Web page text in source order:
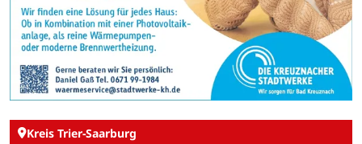
Kreis Trier-Saarburg